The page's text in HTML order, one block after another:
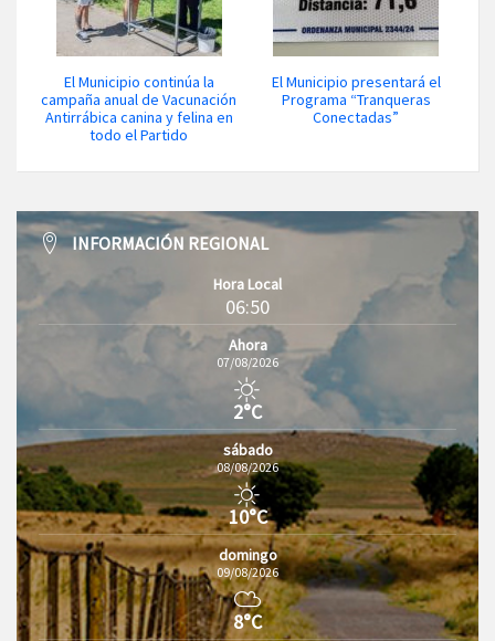
El Municipio continúa la
campaña anual de Vacunación
Antirrábica canina y felina en
todo el Partido
El Municipio presentará el
Programa “Tranqueras
Conectadas”
INFORMACIÓN REGIONAL
Hora Local
06:50
Ahora
07/08/2026
2°C
sábado
08/08/2026
10°C
domingo
09/08/2026
8°C